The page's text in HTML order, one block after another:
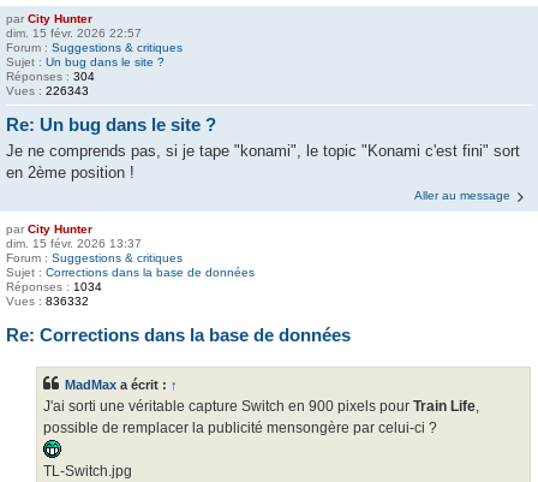
par City Hunter
dim. 15 févr. 2026 22:57
Forum : Suggestions & critiques
Sujet : Un bug dans le site ?
Réponses : 304
Vues : 226343
Re: Un bug dans le site ?
Je ne comprends pas, si je tape "konami", le topic "Konami c'est fini" sort
en 2ème position !
Aller au message
par City Hunter
dim. 15 févr. 2026 13:37
Forum : Suggestions & critiques
Sujet : Corrections dans la base de données
Réponses : 1034
Vues : 836332
Re: Corrections dans la base de données
MadMax a écrit : ↑
J'ai sorti une véritable capture Switch en 900 pixels pour Train Life,
possible de remplacer la publicité mensongère par celui-ci ?
TL-Switch.jpg